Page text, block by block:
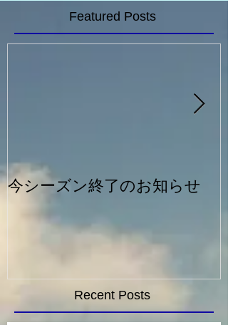
Featured Posts
今シーズン終了のお知らせ
Recent Posts